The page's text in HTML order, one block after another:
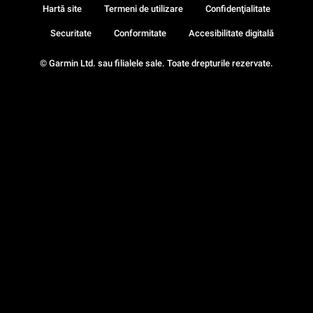
© Garmin Ltd. sau filialele sale. Toate drepturile rezervate.
Hartă site Termeni de utilizare Confidenţialitate
Securitate Conformitate Accesibilitate digitală